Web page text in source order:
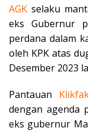
AGK selaku
eks Gubernur
perdana dalam
oleh KPK atas
Desember 2023
Pantauan
dengan agenda
eks gubernur